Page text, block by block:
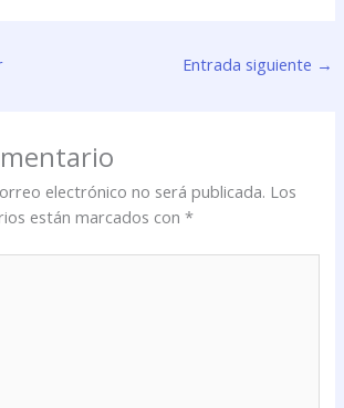
Entrada siguiente →
electrónico no será publicada. Los
están marcados con*